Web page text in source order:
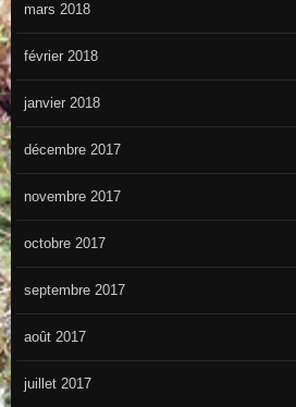
mars 2018
février 2018
janvier 2018
décembre 2017
novembre 2017
octobre 2017
septembre 2017
août 2017
juillet 2017